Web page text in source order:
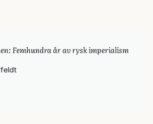
Femhundra år av rysk imperialism